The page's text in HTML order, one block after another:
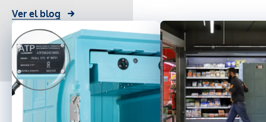
Ver el blog